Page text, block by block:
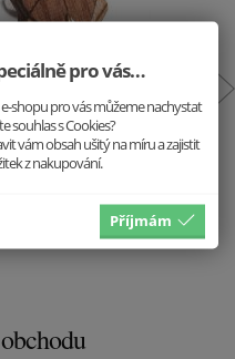
Liška
pro vás…
shopu pro vás můžeme nachystat
souhlas s Cookies?
vám obsah ušitý na míru a zajistit
z nakupování.
Příjmám